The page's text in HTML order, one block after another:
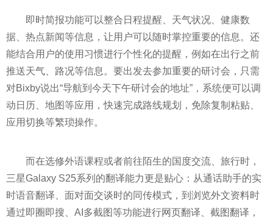
即时简报功能可以整合日程提醒、天气状况、健康数
据、热点新闻等信息，让用户可以随时掌控重要的信息。还
能结合用户的使用习惯进行个性化的提醒，例如在出行之前
推送天气、路况等信息。要出发去参加重要的研讨会，只需
对Bixby说出“导航到今天下午研讨会的地址”，系统便可以调
动日历、地图等应用，快速完成路线规划，免除复制粘贴、
应用切换等繁琐操作。
而在选修外语课程或者前往陌生的国度交流、旅行时，
三星Galaxy S25系列的翻译能力更是贴心：从通话助手的实
时语音翻译、面对面交谈时的同传模式，到浏览外文资料时
通过即圈即搜、AI多截图等功能进行网页翻译、截图翻译，